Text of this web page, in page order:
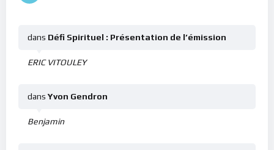
ERIC VITOULEY
dans Défi Spirituel : Présentation de l’émission
Benjamin
dans Yvon Gendron